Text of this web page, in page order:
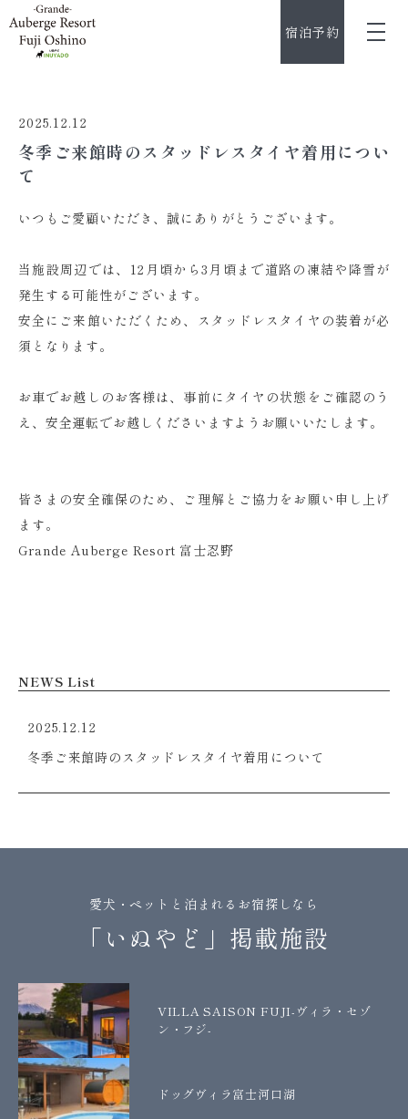
宿泊予約
2025.12.12
冬季ご来館時のスタッドレスタイヤ着用につい
て
いつもご愛顧いただき、誠にありがとうございます。
当施設周辺では、12月頃から3月頃まで道路の凍結や降雪が
発生する可能性がございます。
安全にご来館いただくため、スタッドレスタイヤの装着が必
須となります。
お車でお越しのお客様は、事前にタイヤの状態をご確認のう
え、安全運転でお越しくださいますようお願いいたします。
皆さまの安全確保のため、ご理解とご協力をお願い申し上げ
ます。
Grande Auberge Resort 富士忍野
NEWS List
2025.12.12
冬季ご来館時のスタッドレスタイヤ着用について
愛犬・ペットと泊まれるお宿探しなら
「いぬやど」掲載施設
VILLA SAISON FUJI-ヴィラ・セゾ
ン・フジ-
ドッグヴィラ富士河口湖